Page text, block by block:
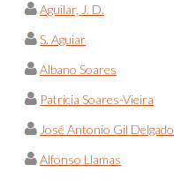
Aguilar, J. D.
S. Aguiar
Albano Soares
Patricia Soares-Vieira
José Antonio Gil Delgado
Alfonso Llamas